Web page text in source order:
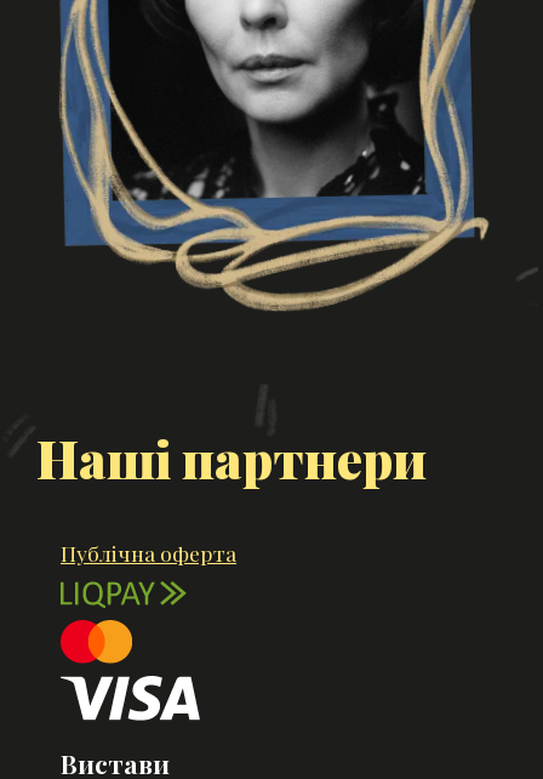
Наші партнери
Публічна оферта
Вистави